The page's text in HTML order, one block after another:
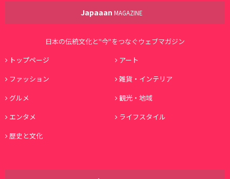
Japaaan MAGAZINE
日本の伝統文化と"今"をつなぐウェブマガジン
トップページ
アート
ファッション
雑貨・インテリア
グルメ
観光・地域
エンタメ
ライフスタイル
歴史と文化